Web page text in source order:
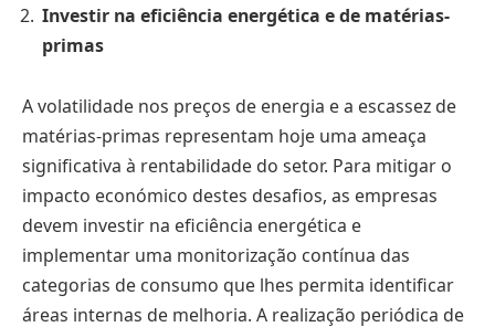
Investir na eficiência energética e de matérias-
primas
A volatilidade nos preços de energia e a escassez de
matérias-primas representam hoje uma ameaça
significativa à rentabilidade do setor. Para mitigar o
impacto económico destes desafios, as empresas
devem investir na eficiência energética e
implementar uma monitorização contínua das
categorias de consumo que lhes permita identificar
áreas internas de melhoria. A realização periódica de